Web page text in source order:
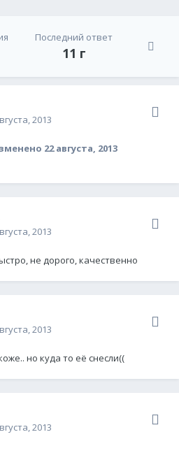
Последний ответ
11 г
2013
22 августа, 2013
2013
не дорого, качественно
2013
но куда то её снесли((
2013